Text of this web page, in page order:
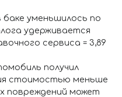
баке уменьшилось по
удерживается
сервиса = 3,89
получил
стоимостью меньше
повреждений может